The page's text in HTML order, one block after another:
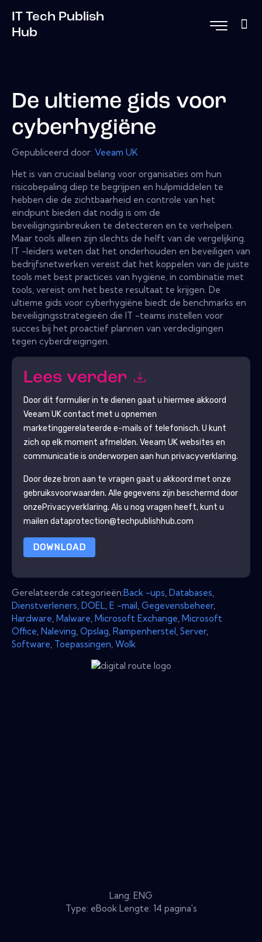
IT Tech Publish
Hub
De ultieme gids voor
cyberhygiëne
Gepubliceerd door: Veeam UK
Het is van cruciaal belang voor organisaties om hun
risicobepaling diep te begrijpen en hulpmiddelen te
hebben die de zichtbaarheid en controle van het
eindpunt bieden dat nodig is om de
beveiligingsinbreuken te detecteren en te verhelpen.
Maar tools alleen zijn slechts de helft van de vergelijking.
IT -leiders weten dat het onderhouden en beveiligen van
bedrijfsnetwerken vereist dat het koppelen van de juiste
tools met best practices van hygiëne, in combinatie met
tools, vereist om het beste resultaat te krijgen. De
ultieme gids voor cyberhygiëne biedt de benchmarks en
beveiligingsstrategieën die IT -teams instellen voor
succes bij het proactief plannen van verdedigingen
tegen cyberdreigingen.
Lees verder
Door dit formulier in te dienen gaat u hiermee akkoord
Veeam UKcontact met u opnemen
marketinggerelateerde e-mails of telefonisch. U kunt
zich op elk moment afmelden. Veeam UKwebsites en
communicatie is onderworpen aan hun privacyverklaring.
Door deze bron aan te vragen gaat u akkoord met onze
gebruiksvoorwaarden. Alle gegevens zijn beschermd door
onzePrivacyverklaring. Als u nog vragen heeft, kunt u
mailen dataprotection@techpublishhub.com
DOWNLOAD
Gerelateerde categorieën:Back -ups Databases
Dienstverleners DOEL E -mail Gegevensbeheer,
Hardware Malware Microsoft Exchange Microsoft
Office Naleving Opslag Rampenherstel Server,
Software Toepassingen Wolk
Lang: ENG
Type: eBook Lengte: 14 pagina's